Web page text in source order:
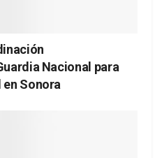
Nacional para
Sonora